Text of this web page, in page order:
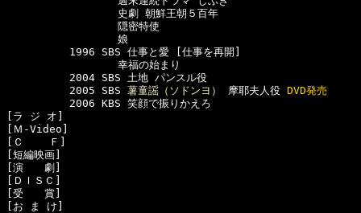
史劇 朝鮮王朝５百年
隠密特使
娘
1996 SBS 仕事と愛 [仕事を再開]
幸福の始まり
2004 SBS 土地 パンスル役
2005 SBS 薯童謡（ソドンヨ） 摩耶夫人役 DVD発売
2006 KBS 笑顔で振りかえろ
[ラ ジ オ]
[Ｍ-Video]
[Ｃ    Ｆ]
[短編映画]
[演　　劇]
[ＤＩＳＣ]
[受　　賞]
[お ま け]